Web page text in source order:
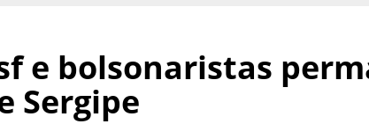
e bolsonaristas
Sergipe